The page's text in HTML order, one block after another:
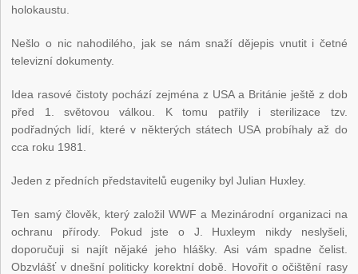
holokaustu.
Nešlo o nic nahodilého, jak se nám snaží dějepis vnutit i četné
televizní dokumenty.
Idea rasové čistoty pochází zejména z USA a Británie ještě z dob
před 1. světovou válkou. K tomu patřily i sterilizace tzv.
podřadných lidí, které v některých státech USA probíhaly až do
cca roku 1981.
Jeden z předních představitelů eugeniky byl Julian Huxley.
Ten samý člověk, který založil WWF a Mezinárodní organizaci na
ochranu přírody. Pokud jste o J. Huxleym nikdy neslyšeli,
doporučuji si najít nějaké jeho hlášky. Asi vám spadne čelist.
Obzvlášť v dnešní politicky korektní době. Hovořit o očištění rasy